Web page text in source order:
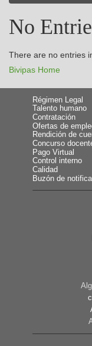
No
There are no entries
Bivipas Home
Régimen Legal
Talento humano
Contratación
Ofertas de
Rendición de
Concurso
Pago Virtual
Control interno
Calidad
Buzón de